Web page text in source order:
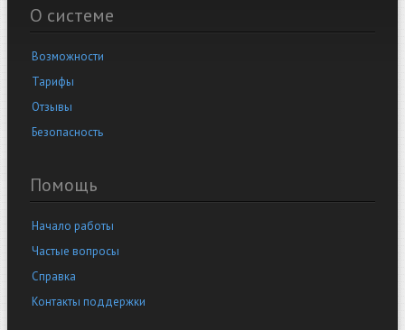
О системе
Возможности
Тарифы
Отзывы
Безопасность
Помощь
Начало работы
Частые вопросы
Справка
Контакты поддержки